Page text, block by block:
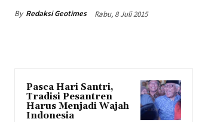
By Redaksi Geotimes Rabu, 8 Juli 2015
Pasca Hari Santri,
Tradisi Pesantren
Harus Menjadi Wajah
Indonesia